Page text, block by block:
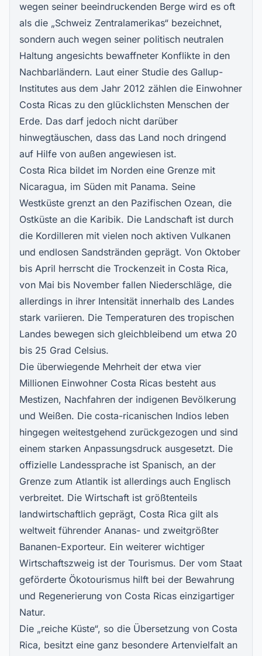
wegen seiner beeindruckenden Berge wird es oft
als die „Schweiz Zentralamerikas“ bezeichnet,
sondern auch wegen seiner politisch neutralen
Haltung angesichts bewaffneter Konflikte in den
Nachbarländern. Laut einer Studie des Gallup-
Institutes aus dem Jahr 2012 zählen die Einwohner
Costa Ricas zu den glücklichsten Menschen der
Erde. Das darf jedoch nicht darüber
hinwegtäuschen, dass das Land noch dringend
auf Hilfe von außen angewiesen ist.
Costa Rica bildet im Norden eine Grenze mit
Nicaragua, im Süden mit Panama. Seine
Westküste grenzt an den Pazifischen Ozean, die
Ostküste an die Karibik. Die Landschaft ist durch
die Kordilleren mit vielen noch aktiven Vulkanen
und endlosen Sandstränden geprägt. Von Oktober
bis April herrscht die Trockenzeit in Costa Rica,
von Mai bis November fallen Niederschläge, die
allerdings in ihrer Intensität innerhalb des Landes
stark variieren. Die Temperaturen des tropischen
Landes bewegen sich gleichbleibend um etwa 20
bis 25 Grad Celsius.
Die überwiegende Mehrheit der etwa vier
Millionen Einwohner Costa Ricas besteht aus
Mestizen, Nachfahren der indigenen Bevölkerung
und Weißen. Die costa-ricanischen Indios leben
hingegen weitestgehend zurückgezogen und sind
einem starken Anpassungsdruck ausgesetzt. Die
offizielle Landessprache ist Spanisch, an der
Grenze zum Atlantik ist allerdings auch Englisch
verbreitet. Die Wirtschaft ist größtenteils
landwirtschaftlich geprägt, Costa Rica gilt als
weltweit führender Ananas- und zweitgrößter
Bananen-Exporteur. Ein weiterer wichtiger
Wirtschaftszweig ist der Tourismus. Der vom Staat
geförderte Ökotourismus hilft bei der Bewahrung
und Regenerierung von Costa Ricas einzigartiger
Natur.
Die „reiche Küste“, so die Übersetzung von Costa
Rica, besitzt eine ganz besondere Artenvielfalt an